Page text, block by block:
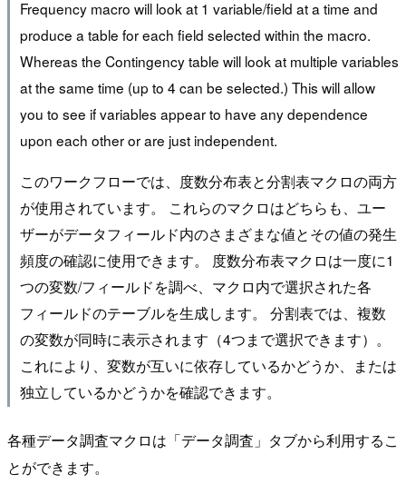
Frequency macro will look at 1 variable/field at a time and
produce a table for each field selected within the macro.
Whereas the Contingency table will look at multiple variables
at the same time (up to 4 can be selected.) This will allow
you to see if variables appear to have any dependence
upon each other or are just independent.
このワークフローでは、度数分布表と分割表マクロの両方
が使用されています。 これらのマクロはどちらも、ユー
ザーがデータフィールド内のさまざまな値とその値の発生
頻度の確認に使用できます。 度数分布表マクロは一度に1
つの変数/フィールドを調べ、マクロ内で選択された各
フィールドのテーブルを生成します。 分割表では、複数
の変数が同時に表示されます（4つまで選択できます）。
これにより、変数が互いに依存しているかどうか、または
独立しているかどうかを確認できます。
各種データ調査マクロは「データ調査」タブから利用するこ
とができます。